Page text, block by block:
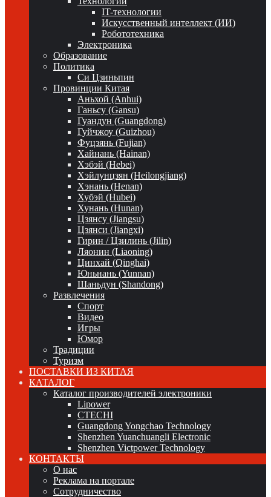
IT-технологии
Искусственный интеллект (ИИ)
Робототехника
Электроника
Образование
Политика
Си Цзиньпин
Провинции Китая
Аньхой (Anhui)
Ганьсу (Gansu)
Гуандун (Guangdong)
Гуйчжоу (Guizhou)
Фуцзянь (Fujian)
Хайнань (Hainan)
Хэбэй (Hebei)
Хэйлунцзян (Heilongjiang)
Хэнань (Henan)
Хубэй (Hubei)
Хунань (Hunan)
Цзянсу (Jiangsu)
Цзянси (Jiangxi)
Гирин / Цзилинь (Jilin)
Ляонин (Liaoning)
Цинхай (Qinghai)
Юньнань (Yunnan)
Шаньдун (Shandong)
Развлечения
Спорт
Видео
Игры
Юмор
Традиции
Туризм
ПОСТАВКИ ИЗ КИТАЯ
КАТАЛОГ
Каталог производителей электроники
Lipower
CTECHI
Guangdong Yongchao Technology
Shenzhen Yuanchuangli Electronic
Shenzhen Victpower Technology
КОНТАКТЫ
О нас
Реклама на портале
Сотрудничество